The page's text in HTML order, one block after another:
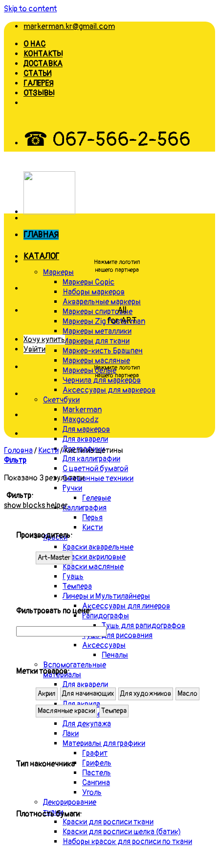
Skip to content
markerman.kr@gmail.com
О НАС
КОНТАКТЫ
ДОСТАВКА
СТАТЬИ
ГАЛЕРЕЯ
ОТЗЫВЫ
☎ 067-566-2-566
ГЛАВНАЯ
КАТАЛОГ
Маркеры
Маркеры Copic
Наборы маркеров
Акварельные маркеры
Маркеры спиртовые
Маркеры Zig Posterman
Маркеры металлики
Маркеры для ткани
Маркер-кисть Брашпен
Маркеры масляные
Маркеры белые
Чернила для маркеров
Аксессуары для маркеров
Скетчбуки
Markerman
Maxgoodz
Для маркеров
Для акварели
Для графики
Для каллиграфии
С цветной бумагой
Смешанные техники
Ручки
Гелевые
Каллиграфия
Перья
Кисти
Краски
Краски акварельные
Краски акриловые
Краски масляные
Гуашь
Темпера
Линеры и Мультилайнеры
Аксессуары для линеров
Рапидографы
Тушь для рапидографов
Тушь для рисования
Аксессуары
Пеналы
Вспомогательные
материалы
Для акварели
Для масла
Для акрила
Для золочения
Для декупажа
Лаки
Материалы для графики
Графит
Грифель
Пастель
Сангина
Уголь
Декорирование
ткани
Краски для росписи ткани
Краски для росписи шелка (батик)
Наборы красок для росписи по ткани
Нажмите логотип
нашего партнера
All
for ART
Хочу купить
Увійти
Нажмите логотип
нашего партнера
Головна/ Кисти/Кисти из щетины
Фільтр
Показано 3 результати
Фильтр:
show blocks helper
Производитель:
Art-Master
Фильтровать по цене:
Метки товаров:
Акрил Для начинающих Для художников Масло
Маслянные краски Темпера
Тип наконечника
Плотность бумаги: